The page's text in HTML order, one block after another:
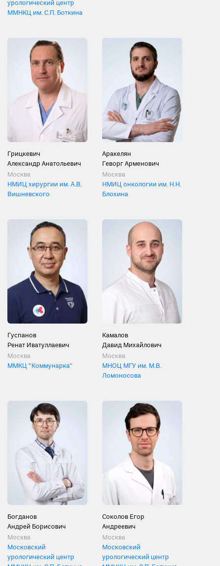
урологический центр
ММНКЦ им. С.П. Боткина
Грицкевич
Александр Анатольевич
Москва
НМИЦ хирургии им. А.В.
Вишневского
Аракелян
Геворг Арменович
Москва
НМИЦ онкологии им. Н.Н.
Блохина
Гуспанов
Ренат Иватуллаевич
Москва
ММКЦ "Коммунарка"
Камалов
Давид Михайлович
Москва
МНОЦ МГУ им. М.В.
Ломоносова
Богданов
Андрей Борисович
Москва
Московский
урологический центр
Соколов Егор
Андреевич
Москва
Московский
урологический центр